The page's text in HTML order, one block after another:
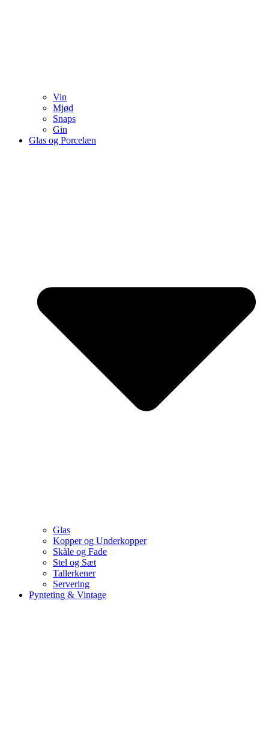
Vin
Mjød
Snaps
Gin
Glas og Porcelæn
Glas
Kopper og Underkopper
Skåle og Fade
Stel og Sæt
Tallerkener
Servering
Pynteting & Vintage